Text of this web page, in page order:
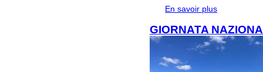
En savoir plus
GIORNATA